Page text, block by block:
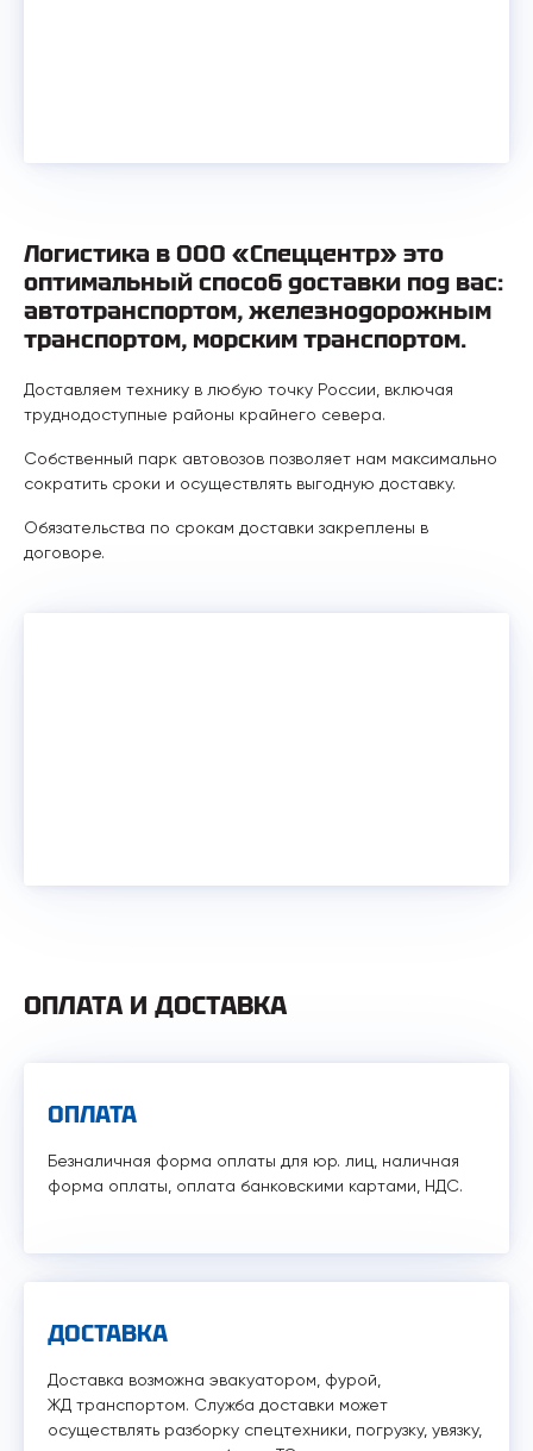
Логистика в ООО «Спеццентр» это
оптимальный способ доставки под вас:
автотранспортом, железнодорожным
транспортом, морским транспортом.
Доставляем технику в любую точку России, включая
труднодоступные районы крайнего севера.
Собственный парк автовозов позволяет нам максимально
сократить сроки и осуществлять выгодную доставку.
Обязательства по срокам доставки закреплены в
договоре.
ОПЛАТА И ДОСТАВКА
ОПЛАТА
Безналичная форма оплаты для юр. лиц, наличная
форма оплаты, оплата банковскими картами, НДС.
ДОСТАВКА
Доставка возможна эвакуатором, фурой,
ЖД транспортом. Служба доставки может
осуществлять разборку спецтехники, погрузку, увязку,